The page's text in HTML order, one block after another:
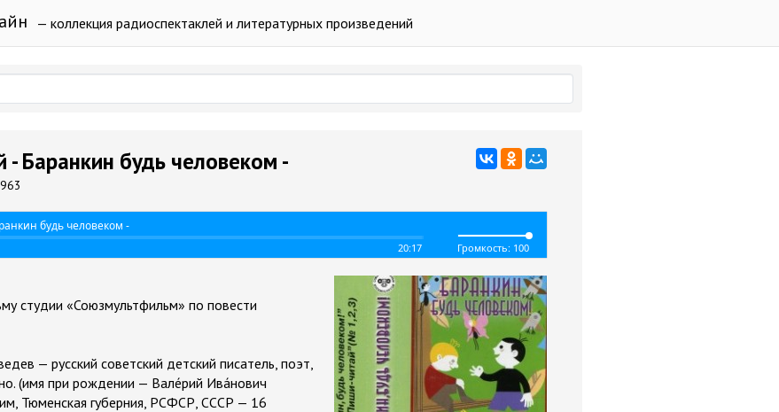
— коллекция радиоспектаклей и литературных произведений
Баранкин будь человеком -
будь человеком -
20:17 Громкость: 100
студии «Союзмультфильм» по повести
— русский советский детский писатель, поэт,
(имя при рождении — Вале́рий Ива́нович
Тюменская губерния, РСФСР, СССР — 16